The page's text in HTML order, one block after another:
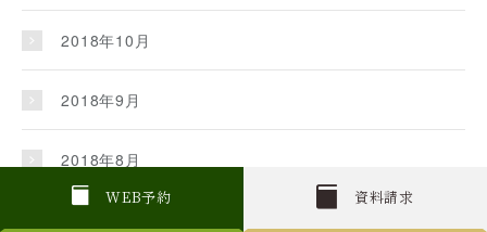
W EB予約 資料請求
2018年10月
2018年9月
2018年8月